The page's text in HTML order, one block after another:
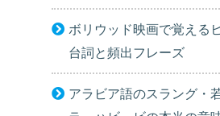
ボリウッド映画で覚える
台詞と頻出フレーズ
アラビア語のスラング・